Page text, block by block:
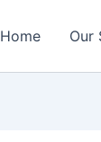
Home Our